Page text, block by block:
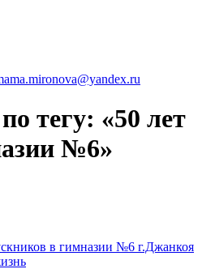
тегу: «50 лет
№6»
в гимназии №6 г.Джанкоя